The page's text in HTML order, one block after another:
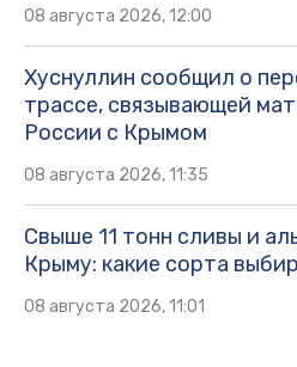
08 августа 2026, 12:00
Хуснуллин сообщил о
трассе, связывающей
России с Крымом
08 августа 2026, 11:35
Свыше 11 тонн сливы и
Крыму: какие сорта
08 августа 2026, 11:01